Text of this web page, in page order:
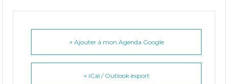
+ Ajouter à mon Agenda Google
+ iCal / Outlook export